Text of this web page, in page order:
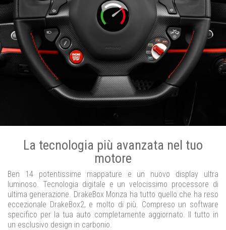
La tecnologia più avanzata nel tuo
motore
Ben 14 potentissime mappature e un nuovo display ultra
luminoso. Tecnologia digitale e un velocissimo processore di
ultima generazione. DrakeBox Monza ha tutto quello che ha reso
eccezionale DrakeBox2, e molto di più. Compreso un software
specifico per la tua auto completamente aggiornato. Il tutto in
un esclusivo design in carbonio.